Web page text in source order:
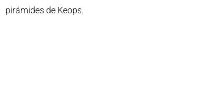
pirámides de Keops.